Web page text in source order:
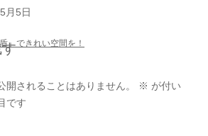
」できれい空間を！
月5日
開されることはありません。 ※ が付い
です